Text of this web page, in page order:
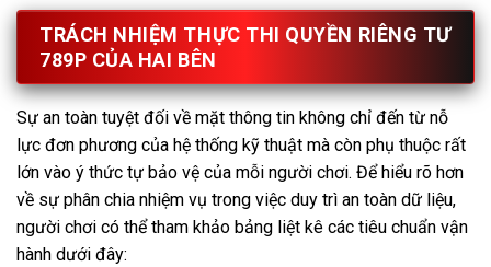
TRÁCH NHIỆM THỰC THI QUYỀN RIÊNG TƯ
789P CỦA HAI BÊN
Sự an toàn tuyệt đối về mặt thông tin không chỉ đến từ nỗ
lực đơn phương của hệ thống kỹ thuật mà còn phụ thuộc rất
lớn vào ý thức tự bảo vệ của mỗi người chơi. Để hiểu rõ hơn
về sự phân chia nhiệm vụ trong việc duy trì an toàn dữ liệu,
người chơi có thể tham khảo bảng liệt kê các tiêu chuẩn vận
hành dưới đây: